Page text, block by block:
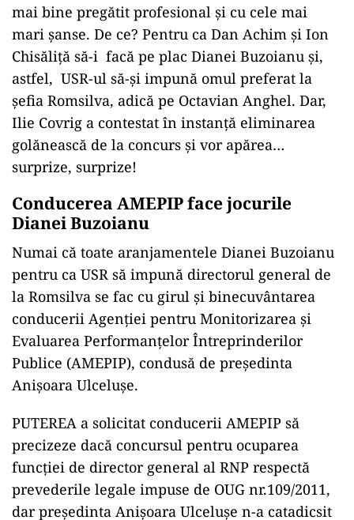
mai bine pregătit profesional și cu cele mai
mari șanse. De ce? Pentru ca Dan Achim și Ion
Chisăliță să-i facă pe plac Dianei Buzoianu și,
astfel, USR-ul să-și impună omul preferat la
șefia Romsilva, adică pe Octavian Anghel. Dar,
Ilie Covrig a contestat în instanță eliminarea
golănească de la concurs și vor apărea…
surprize, surprize!
Conducerea AMEPIP face jocurile
Dianei Buzoianu
Numai că toate aranjamentele Dianei Buzoianu
pentru ca USR să impună directorul general de
la Romsilva se fac cu girul și binecuvântarea
conducerii Agenției pentru Monitorizarea și
Evaluarea Performanțelor Întreprinderilor
Publice (AMEPIP), condusă de președinta
Anișoara Ulcelușe.
PUTEREA a solicitat conducerii AMEPIP să
precizeze dacă concursul pentru ocuparea
funcției de director general al RNP respectă
prevederile legale impuse de OUG nr.109/2011,
dar președinta Anișoara Ulcelușe n-a catadicsit